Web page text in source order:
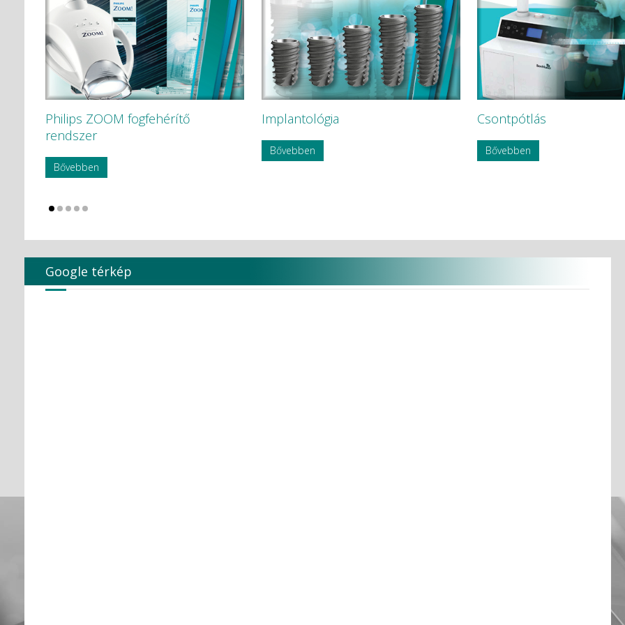
Philips ZOOM fogfehérítő
rendszer
Bővebben
Implantológia
Bővebben
Csontpótlás
Bővebben
Google térkép